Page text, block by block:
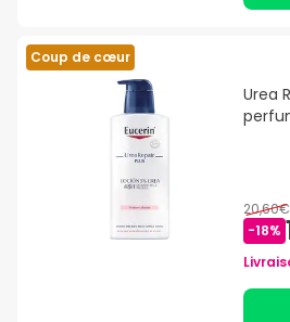
Coup de cœur
Urea
20,60€
-18%